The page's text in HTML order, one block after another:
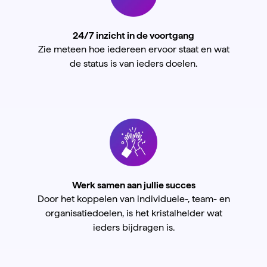
24/7 inzicht in de voortgang
Zie meteen hoe iedereen ervoor staat en wat
de status is van ieders doelen.
Werk samen aan jullie succes
Door het koppelen van individuele-, team- en
organisatiedoelen, is het kristalhelder wat
ieders bijdragen is.